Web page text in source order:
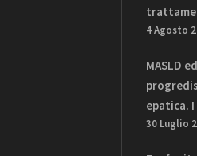
4 Agosto
MASLD
epatica.
30 Luglio